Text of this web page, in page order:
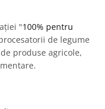
"100% pentru
de legume
produse agricole,